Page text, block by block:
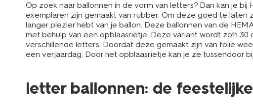
Op zoek naar ballonnen in de vorm van letters? Dan kan je
exemplaren zijn gemaakt van rubber. Om deze goed te laten
langer plezier hebt van je ballon. Deze ballonnen van de
met behulp van een opblaasrietje. Deze variant wordt zo’n
verschillende letters. Doordat deze gemaakt zijn van folie
een verjaardag. Door het opblaasrietje kan je ze tussendoor
letter ballonnen: de